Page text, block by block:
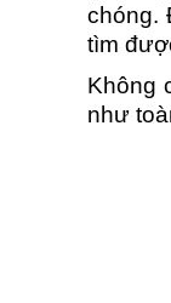
chóng.
tìm
Không
như